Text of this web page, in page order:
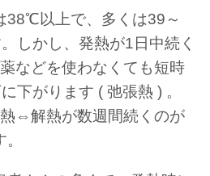
38℃以上で、多くは39～
しかし、発熱が1日中続く
などを使わなくても短時
下がります ( 弛張熱 ) 。
⇔解熱が数週間続くのが